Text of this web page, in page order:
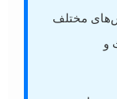
مختلف
و